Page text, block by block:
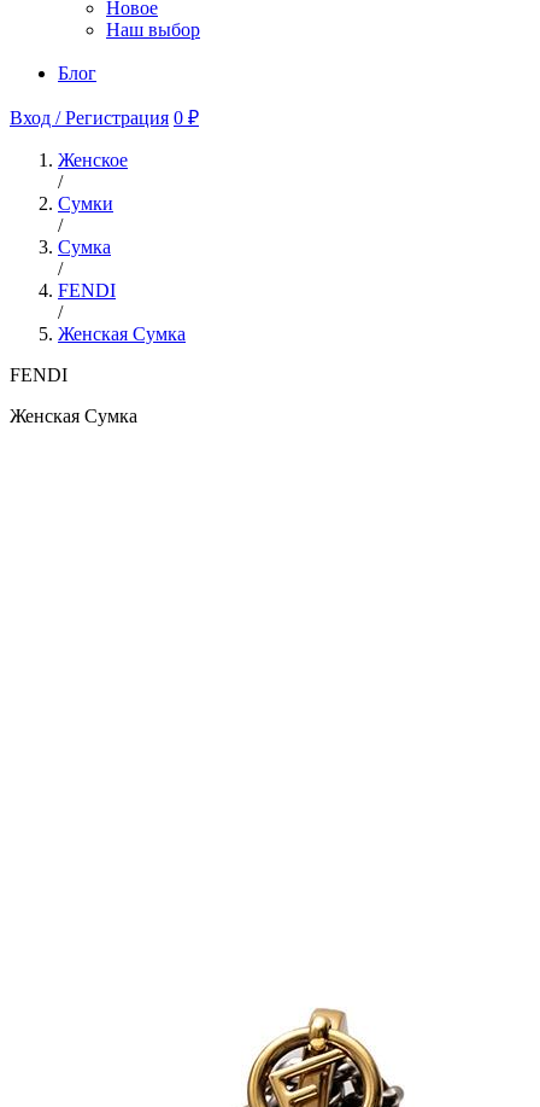
Новое
Наш выбор
Блог
Вход / Регистрация 0 ₽
Женское
/
Сумки
/
Сумка
/
FENDI
/
Женская Сумка
FENDI
Женская Сумка